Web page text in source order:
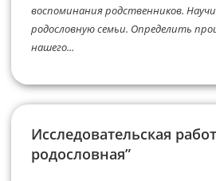
воспоминания родственников.
родословную семьи. Определить
нашего...
Исследовательская
родословная”